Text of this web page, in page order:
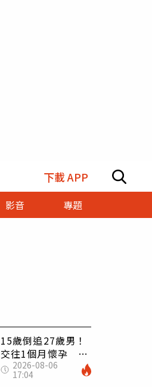
下載 APP
影音
專題
15歲倒追27歲男！
交往1個月懷孕 36
歲當阿嬤故事曝光
2026-08-06
17:04